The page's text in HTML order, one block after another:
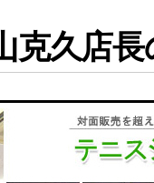
克久店